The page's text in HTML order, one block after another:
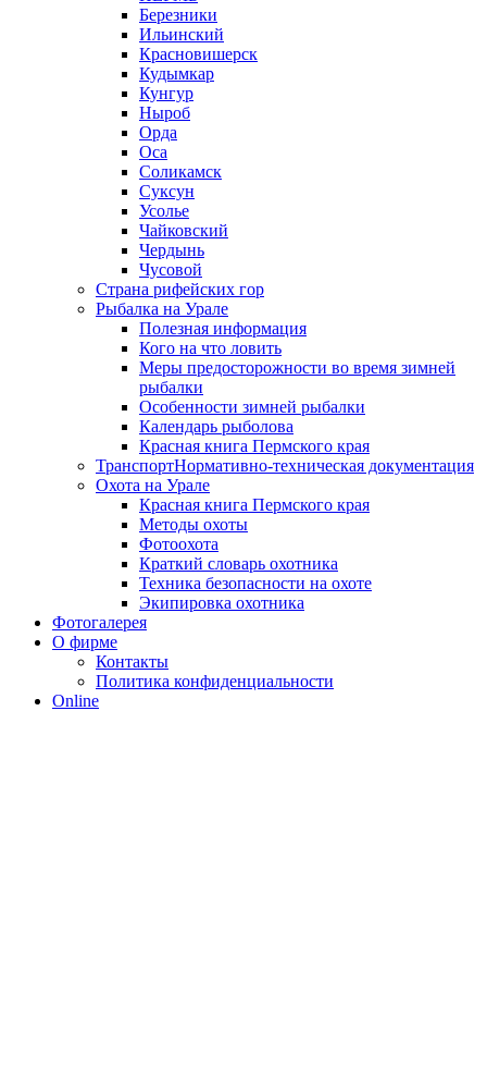
Березники
Ильинский
Красновишерск
Кудымкар
Кунгур
Ныроб
Орда
Оса
Соликамск
Суксун
Усолье
Чайковский
Чердынь
Чусовой
Страна рифейских гор
Рыбалка на Урале
Полезная информация
Кого на что ловить
Меры предосторожности во время зимней
рыбалки
Особенности зимней рыбалки
Календарь рыболова
Красная книга Пермского края
ТранспортНормативно-техническая документация
Охота на Урале
Красная книга Пермского края
Методы охоты
Фотоохота
Краткий словарь охотника
Техника безопасности на охоте
Экипировка охотника
Фотогалерея
О фирме
Контакты
Политика конфиденциальности
Online